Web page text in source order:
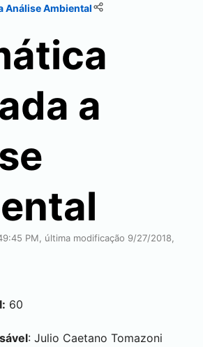
Análise Ambiental
a
PM, última modificação 9/27/2018,
60
: Julio Caetano Tomazoni